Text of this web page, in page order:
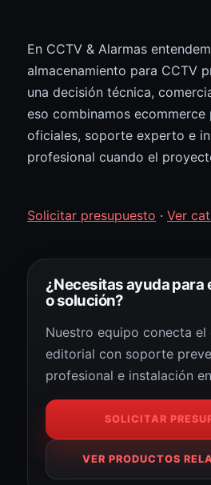
En CCTV & Alarmas
almacenamiento para CCTV
una decisión técnica,
eso combinamos ecommerce
oficiales, soporte experto e
profesional cuando el
Solicitar presupuesto · Ver
¿Necesitas ayuda para
o solución?
Nuestro equipo conecta el
editorial con soporte
profesional e instalación
SOLICITAR
VER PRODUCTOS